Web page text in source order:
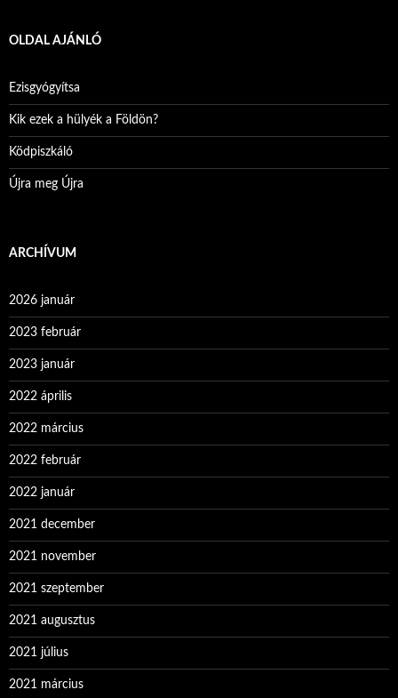
OLDAL AJÁNLÓ
Ezisgyógyítsa
Kik ezek a hülyék a Földön?
Ködpiszkáló
Újra meg Újra
ARCHÍVUM
2026 január
2023 február
2023 január
2022 április
2022 március
2022 február
2022 január
2021 december
2021 november
2021 szeptember
2021 augusztus
2021 július
2021 március